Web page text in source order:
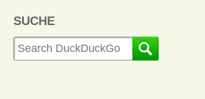
SUCHE